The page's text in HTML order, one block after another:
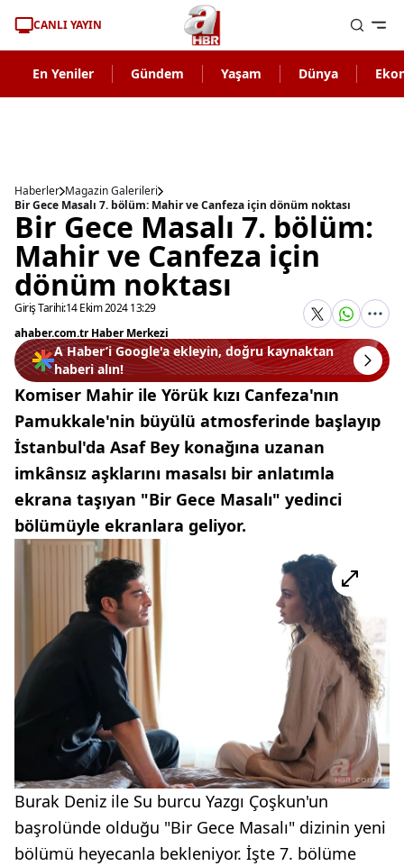
CANLI YAYIN
En Yeniler Gündem Yaşam Dünya
Haberler Magazin Galerileri
Bir Gece Masalı 7. bölüm: Mahir ve Canfeza için dönüm noktası
Bir Gece Masalı 7. bölüm:
Mahir ve Canfeza için
dönüm noktası
Giriş Tarihi:14 Ekim 2024 13:29
ahaber.com.tr Haber Merkezi
A Haber’i Google'a ekleyin, doğru kaynaktan
haberi alın!
Komiser Mahir ile Yörük kızı Canfeza'nın
Pamukkale'nin büyülü atmosferinde başlayıp
İstanbul'da Asaf Bey konağına uzanan
imkânsız aşklarını masalsı bir anlatımla
ekrana taşıyan "Bir Gece Masalı" yedinci
bölümüyle ekranlara geliyor.
Burak Deniz ile Su burcu Yazgı Çoşkun'un
başrolünde olduğu "Bir Gece Masalı" dizinin yeni
bölümü heyecanla bekleniyor. İşte 7. bölüme